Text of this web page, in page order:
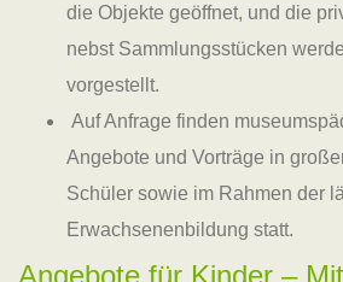
die Objekte geöffnet, und die
nebst Sammlungsstücken
vorgestellt.
Auf Anfrage finden
Angebote und Vorträge in
Schüler sowie im Rahmen der
Erwachsenenbildung statt.
Angebote für Kinder –